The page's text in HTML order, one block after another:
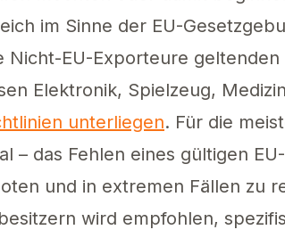
im Sinne der EU-
Nicht-EU-Exporteure
Elektronik, Spielzeug,
unterliegen. Für die
– das Fehlen eines gültigen
und in extremen Fällen zu
wird empfohlen,